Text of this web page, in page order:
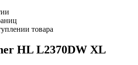
товара
HL L2370DW XL